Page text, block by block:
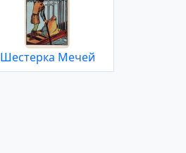
Шестерка Мечей